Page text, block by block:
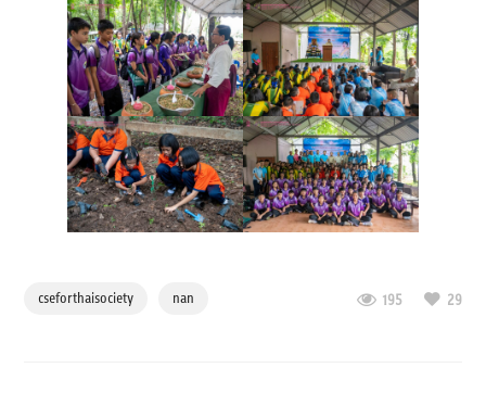
cseforthaisociety nan 195 29